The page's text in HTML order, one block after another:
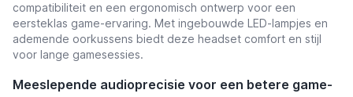
compatibiliteit en een ergonomisch ontwerp voor een
eersteklas game-ervaring. Met ingebouwde LED-lampjes en
ademende oorkussens biedt deze headset comfort en stijl
voor lange gamesessies.
Meeslepende audioprecisie voor een betere game-